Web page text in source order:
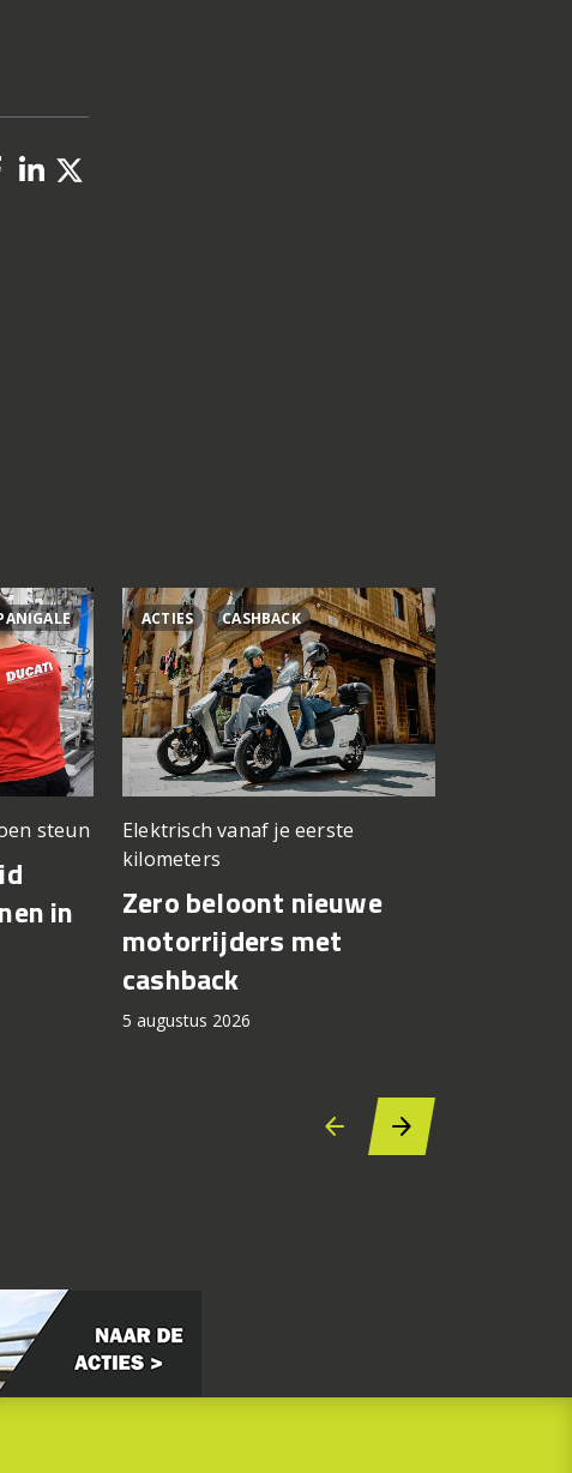
steun
in
ACTIES CASHBACK
Elektrisch vanaf je eerste
kilometers
Zero beloont nieuwe
motorrijders met
cashback
5 augustus 2026